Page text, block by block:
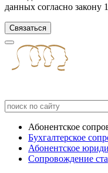
данных согласно закону
Связаться
Абонентское
Бухгалтерское
Абонентское
Сопровождение